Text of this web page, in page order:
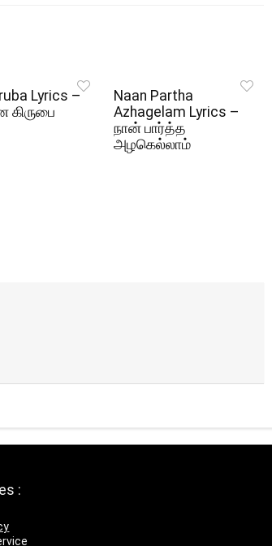
Lyrics –
Naan Partha
Azhagelam Lyrics –
நான் பார்த்த
அழகெல்லாம்
: